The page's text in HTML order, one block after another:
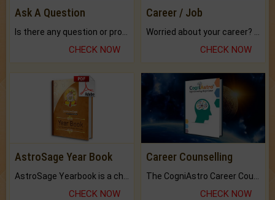
Ask A Question
CHECK NOW
Career / Job
CHECK NOW
AstroSage Year Book
CHECK NOW
Career Counselling
CHECK NOW